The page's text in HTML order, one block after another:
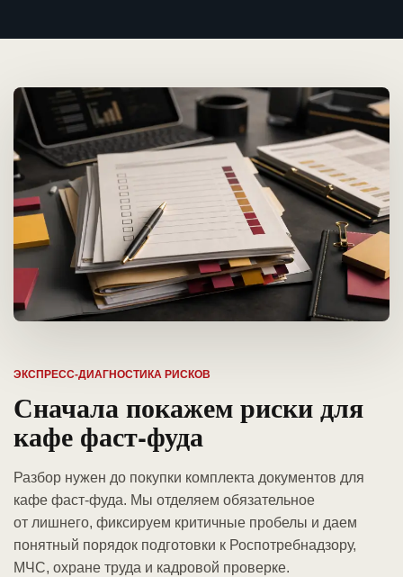
ЭКСПРЕСС-ДИАГНОСТИКА РИСКОВ
Сначала покажем риски для
кафе фаст-фуда
Разбор нужен до покупки комплекта документов для
кафе фаст-фуда. Мы отделяем обязательное
от лишнего, фиксируем критичные пробелы и даем
понятный порядок подготовки к Роспотребнадзору,
МЧС, охране труда и кадровой проверке.